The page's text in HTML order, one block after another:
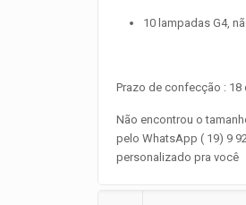
10 lampadas G4,
Prazo de confecção : 18
Não encontrou o
pelo WhatsApp ( 19) 9
personalizado pra você